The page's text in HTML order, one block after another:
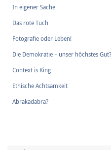
In eigener Sache
Das rote Tuch
Fotografie oder Leben!
Die Demokratie – unser höchstes Gut?
Context is King
Ethische Achtsamkeit
Abrakadabra?